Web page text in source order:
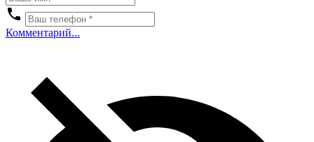
Комментарий...